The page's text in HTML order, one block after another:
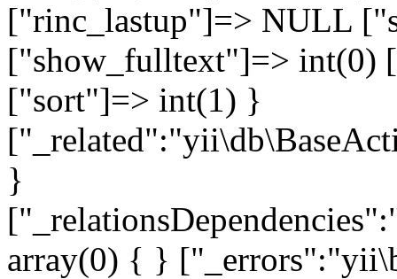
["rinc_lastup"]=> NULL
["show_fulltext"]=> int(0)
["sort"]=> int(1) }
}
array(0) { }